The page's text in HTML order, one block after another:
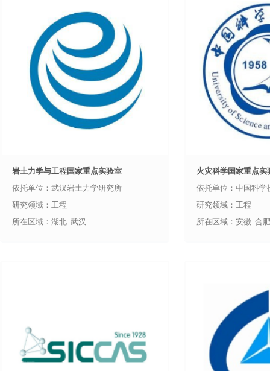
岩土力学与工程国家重点实验室
依托单位：武汉岩土力学研究所
研究领域：工程
所在区域：湖北 武汉
火灾科学国家重点实
依托单位：中国科学
研究领域：工程
所在区域：安徽 合肥